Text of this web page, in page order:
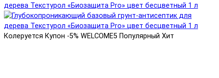
Колеруется Купон -5% WELCOME5 Популярный Хит